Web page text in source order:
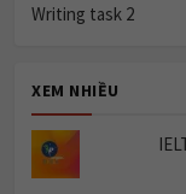
Writing task 2
XEM NHIỀU